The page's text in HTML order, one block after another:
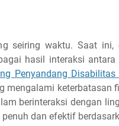
seiring waktu. Saat
hasil interaksi
Penyandang Disabilitas
mengalami keterbatasan
berinteraksi dengan
dan efektif